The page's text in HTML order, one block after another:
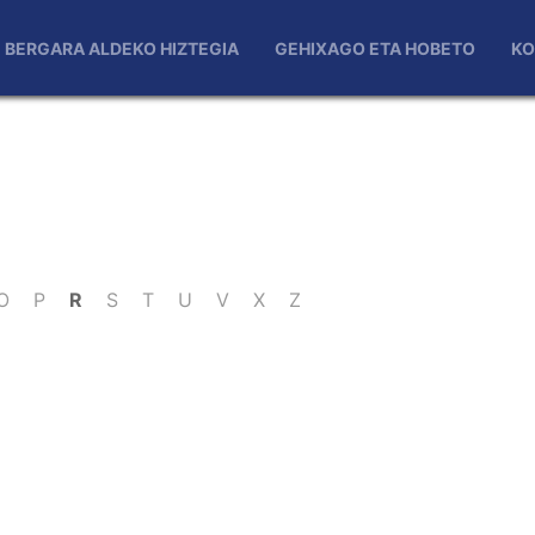
BERGARA ALDEKO HIZTEGIA GEHIXAGO ETA HOBETO
P R S T U V X Z